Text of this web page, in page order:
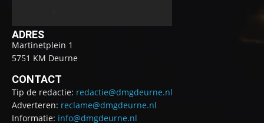
ADRES
Martinetplein 1
5751 KM Deurne
CONTACT
Tip de redactie: redactie@dmgdeurne.nl
Adverteren: reclame@dmgdeurne.nl
Informatie: info@dmgdeurne.nl